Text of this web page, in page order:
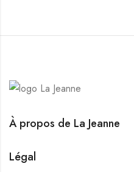
À propos de La Jeanne
Légal